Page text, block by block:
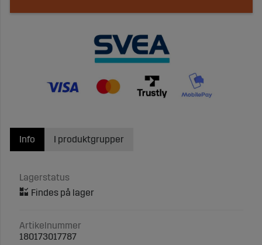
Info
Lagerstatus
Artikelnummer
180173017787
I produktgrupper